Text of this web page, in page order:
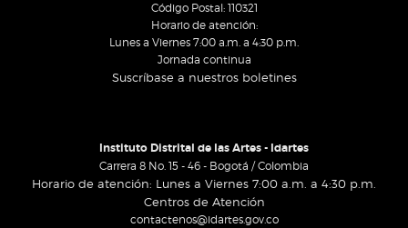
Código Postal: 110321
Horario de atención:
Lunes a Viernes 7:00 a.m. a 4:30 p.m.
Jornada continua
Suscríbase a nuestros boletines
Instituto Distrital de las Artes - Idartes
Carrera 8 No. 15 - 46 - Bogotá / Colombia
Horario de atención: Lunes a Viernes 7:00 a.m. a 4:30 p.m.
Centros de Atención
contactenos@idartes.gov.co